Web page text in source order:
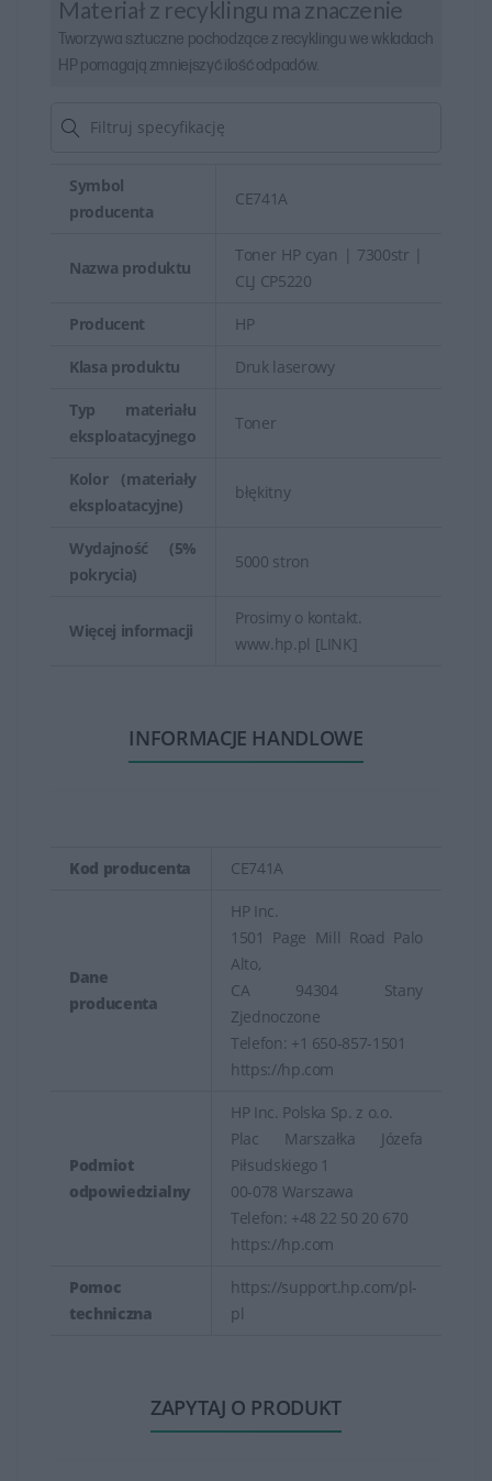
Materiał z recyklingu ma znaczenie
Tworzywa sztuczne pochodzące z recyklingu we wkładach
HP pomagają zmniejszyć ilość odpadów.
Symbol
producenta
CE741A
Nazwa produktu
Toner HP cyan | 7300str |
CLJ CP5220
Producent HP
Klasa produktu Druk laserowy
Typ materiału
eksploatacyjnego
Toner
Kolor (materiały
eksploatacyjne)
błękitny
Wydajność (5%
pokrycia)
5000 stron
Więcej informacji
Prosimy o kontakt.
www.hp.pl [LINK]
INFORMACJE HANDLOWE
Kod producenta CE741A
Dane
producenta
HP Inc.
1501 Page Mill Road Palo
Alto,
CA 94304 Stany
Zjednoczone
Telefon: +1 650-857-1501
https://hp.com
Podmiot
odpowiedzialny
HP Inc. Polska Sp. z o.o.
Plac Marszałka Józefa
Piłsudskiego 1
00-078 Warszawa
Telefon: +48 22 50 20 670
https://hp.com
Pomoc
techniczna
https://support.hp.com/pl-
pl
ZAPYTAJ O PRODUKT